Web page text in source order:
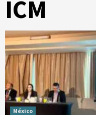
ICM
México